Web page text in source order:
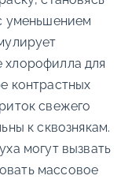
уменьшением
хлорофилла для
контрастных
свежего
к сквознякам.
могут вызвать
массовое